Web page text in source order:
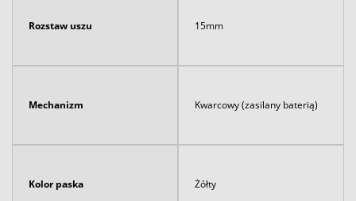
Rozstaw uszu 15mm
Mechanizm Kwarcowy (zasilany baterią)
Kolor paska Żółty